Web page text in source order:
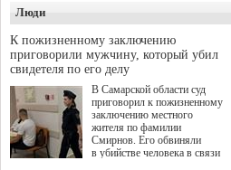
"Помощь фронту и семьям
участников СВО", которая
прошла в Отрадном 7
августа.
Люди
К пожизненному заключению
приговорили мужчину, который убил
свидетеля по его делу
В Самарской области суд
приговорил к пожизненному
заключению местного
жителя по фамилии
Смирнов. Его обвиняли
в убийстве человека в связи